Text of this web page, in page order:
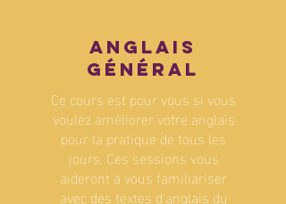
Anglais
général
Ce cours est pour vous si vous
voulez améliorer votre anglais
pour la pratique de tous les
jours. Ces sessions vous
aideront à vous familiariser
avec des textes d’anglais du